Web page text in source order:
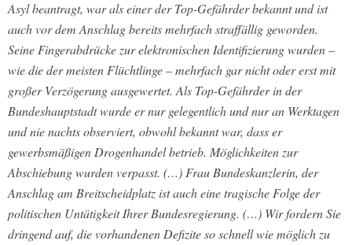
Asyl beantragt, war als einer der Top-Gefährder bekannt und ist
auch vor dem Anschlag bereits mehrfach straffällig geworden.
Seine Fingerabdrücke zur elektronischen Identifizierung wurden –
wie die der meisten Flüchtlinge – mehrfach gar nicht oder erst mit
großer Verzögerung ausgewertet. Als Top-Gefährder in der
Bundeshauptstadt wurde er nur gelegentlich und nur an Werktagen
und nie nachts observiert, obwohl bekannt war, dass er
gewerbsmäßigen Drogenhandel betrieb. Möglichkeiten zur
Abschiebung wurden verpasst. (…) Frau Bundeskanzlerin, der
Anschlag am Breitscheidplatz ist auch eine tragische Folge der
politischen Untätigkeit Ihrer Bundesregierung. (…) Wir fordern Sie
dringend auf, die vorhandenen Defizite so schnell wie möglich zu